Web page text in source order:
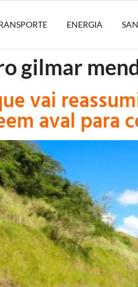
ENERGIA
gilmar
vai
aval para